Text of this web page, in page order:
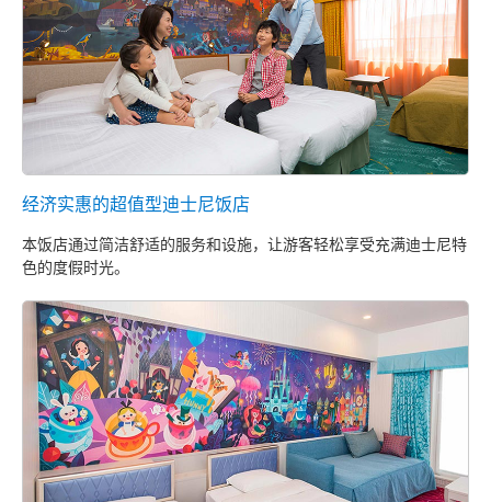
经济实惠的超值型迪士尼饭店
本饭店通过简洁舒适的服务和设施，让游客轻松享受充满迪士尼特
色的度假时光。